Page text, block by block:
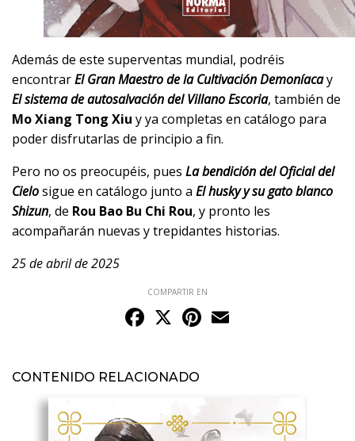
Además de este superventas mundial, podréis
encontrarEl Gran Maestro de la Cultivación Demoníacay
El sistema de autosalvación del Villano Escoria, también de
Mo Xiang Tong Xiu y ya completas en catálogo para
poder disfrutarlas de principio a fin.
Pero no os preocupéis, pues La bendición del Oficial del
Cielosigue en catálogo junto a El husky y su gato blanco
Shizun, de Rou Bao Bu Chi Rou, y pronto les
acompañarán nuevas y trepidantes historias.
25 de abril de 2025
COMPARTIR EN
Facebook
X Pinterest
CONTENIDO RELACIONADO